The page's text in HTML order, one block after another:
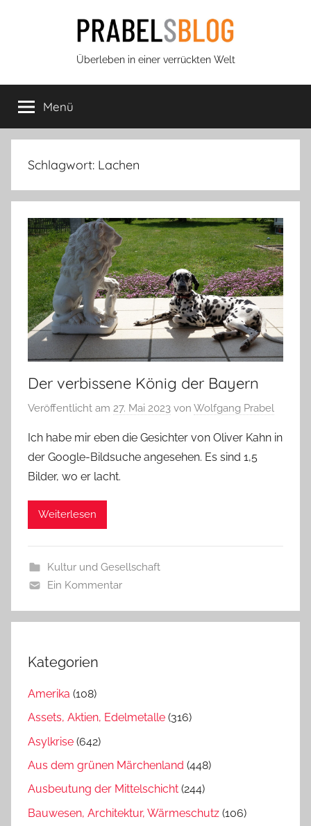
Prabels
Blog
Überleben in einer verrückten Welt
Menü
Schlagwort: Lachen
Der verbissene König der Bayern
Veröffentlicht am 27. Mai 2023 von Wolfgang Prabel
Ich habe mir eben die Gesichter von Oliver Kahn in
der Google-Bildsuche angesehen. Es sind 1,5
Bilder, wo er lacht.
Weiterlesen
Kultur und Gesellschaft
Ein Kommentar
Kategorien
Amerika (108)
Assets, Aktien, Edelmetalle (316)
Asylkrise (642)
Aus dem grünen Märchenland (448)
Ausbeutung der Mittelschicht (244)
Bauwesen, Architektur, Wärmeschutz (106)